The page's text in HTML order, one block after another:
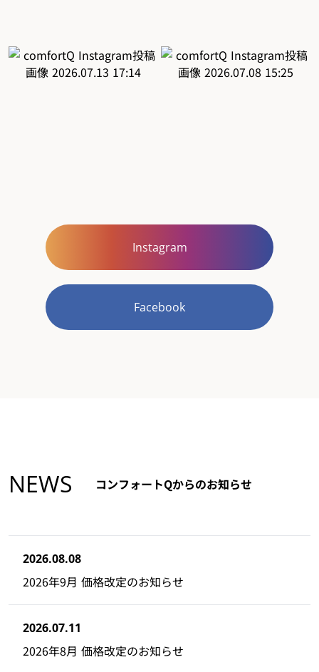
Instagram
Facebook
NEWS コンフォートQからのお知らせ
2026.08.08
2026年9月 価格改定のお知らせ
2026.07.11
2026年8月 価格改定のお知らせ